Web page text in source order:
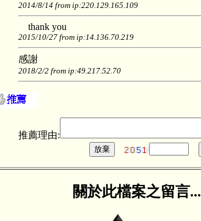
2014/8/14 from ip:220.129.165.109
thank you
2015/10/27 from ip:14.136.70.219
感謝
2018/2/2 from ip:49.217.52.70
推薦理由:
關於此檔案之留言...